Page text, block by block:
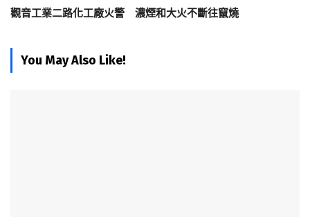
觀音工業二路化工廠火警 濃煙和大火不斷往竄燒
You May Also Like!